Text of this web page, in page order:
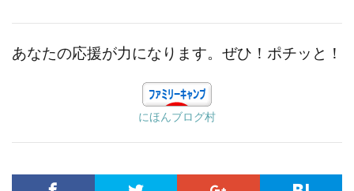
あなたの応援が力になります。ぜひ！ポチッと！
にほんブログ村